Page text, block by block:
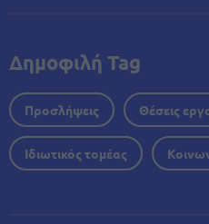
Δημοφιλή Tag
Προσλήψεις Θέσεις
Ιδιωτικός τομέας